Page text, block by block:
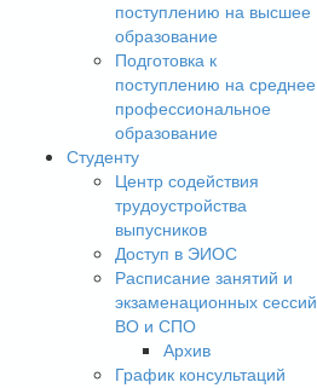
поступлению на высшее
образование
Подготовка к
поступлению на среднее
профессиональное
образование
Студенту
Центр содействия
трудоустройства
выпусников
Доступ в ЭИОС
Расписание занятий и
экзаменационных сессий
ВО и СПО
Архив
График консультаций